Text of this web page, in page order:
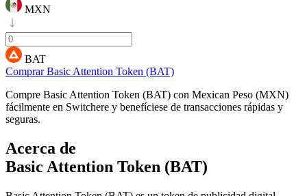
MXN
BAT
Comprar Basic Attention Token (BAT)
Compre Basic Attention Token (BAT) con Mexican Peso (MXN)
fácilmente en Switchere y benefíciese de transacciones rápidas y
seguras.
Acerca de
Basic Attention Token (BAT)